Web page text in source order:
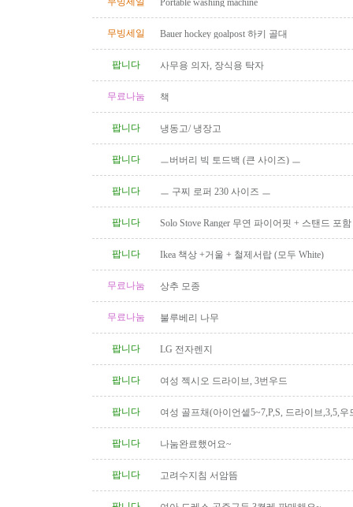
Portable washing machine
무빙세일 Bauer hockey goalpost 하키 골대
팝니다 사무용 의자, 장식용 탁자
무료나눔 책
팝니다 냉동고/ 냉장고
팝니다 ㅡ버버리 빅 토드백 (큰 사이즈) ㅡ
팝니다 ㅡ 구찌 로퍼 230 사이즈 ㅡ
팝니다
Solo Stove Ranger 무연 파이어핏 + 스탠드 포
팝니다
Ikea 책상 +거울 + 철제서랍 (모두 White)
무료나눔 상추 모종
무료나눔 불루베리 나무
팝니다 LG 전자렌지
팝니다 여성 젝시오 드라이브, 3번우드
팝니다 여성 골프채(아이언셑5~7,P,S, 드라이브,3,5,우
팝니다 나눔완료했어요~
팝니다 고려수지침 서암뜸